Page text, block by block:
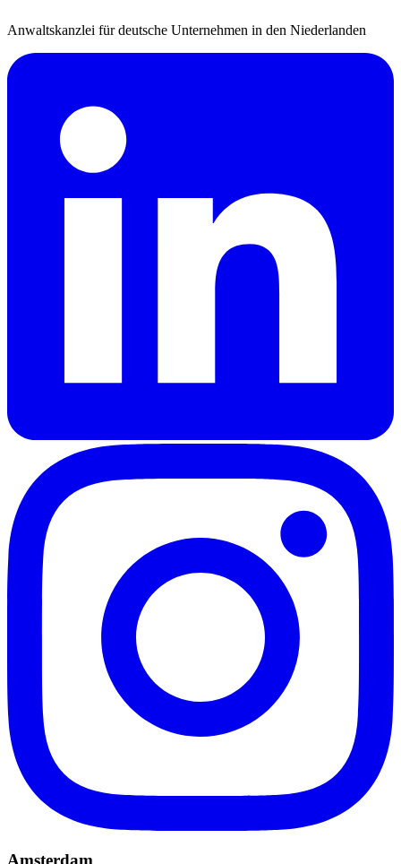
Anwaltskanzlei für deutsche Unternehmen in den Niederlanden